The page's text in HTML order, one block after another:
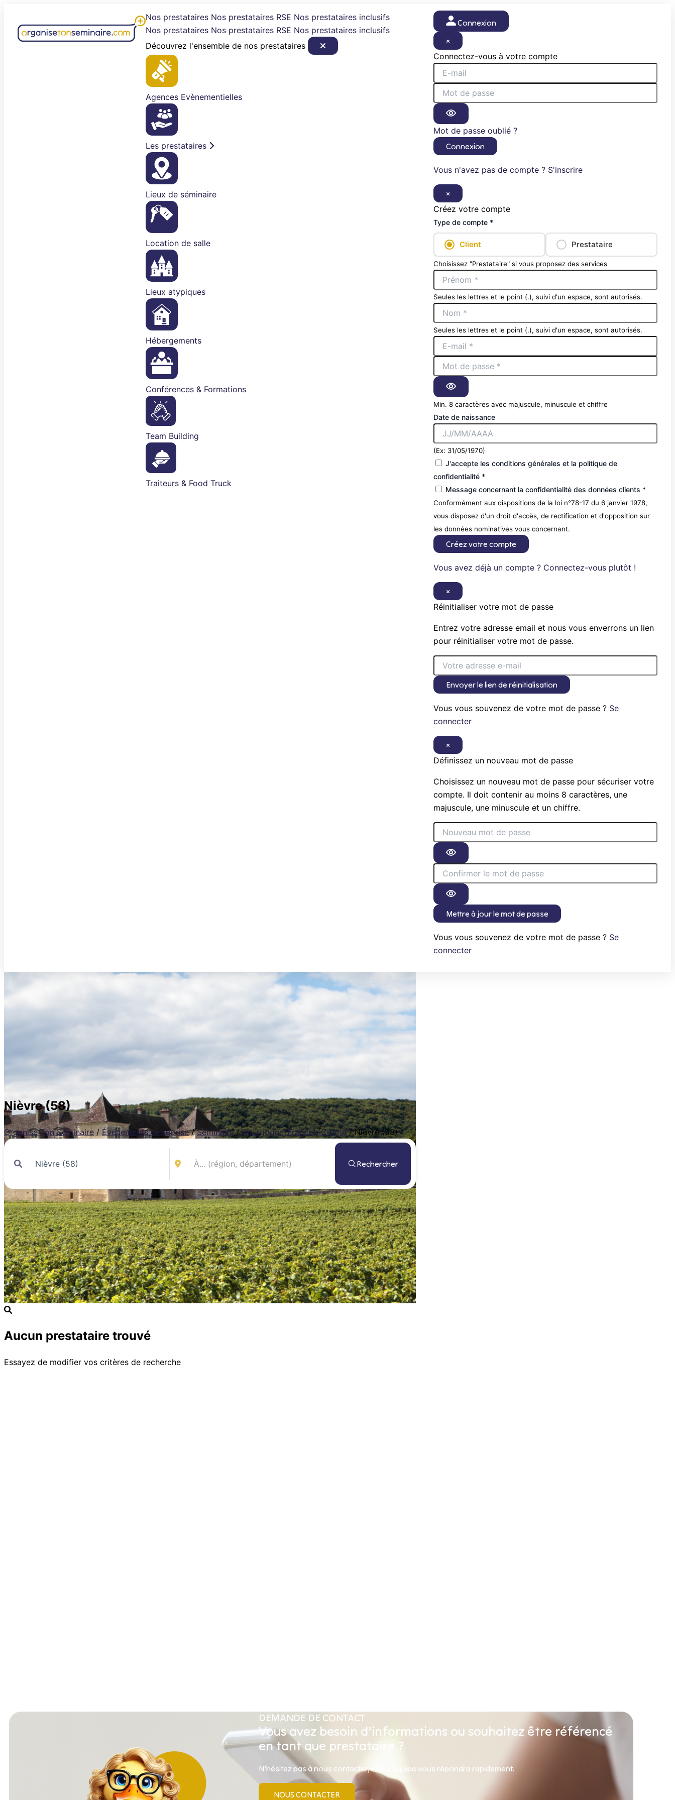
contenu
Nos prestataires Nos prestataires RSE Nos prestataires inclusifs
Nos prestataires Nos prestataires RSE Nos prestataires inclusifs
Découvrez l'ensemble de nos prestataires
Agences Evènementielles
Les prestataires
Lieux de séminaire
Location de salle
Lieux atypiques
Hébergements
Conférences & Formations
Team Building
Traiteurs & Food Truck
Connexion
×
Connectez-vous à votre compte
Mot de passe oublié ?
Connexion
Vous n'avez pas de compte ? S'inscrire
×
Créez votre compte
Type de compte *
Client Prestataire
Choisissez "Prestataire" si vous proposez des services
Seules les lettres et le point (.), suivi d'un espace, sont autorisés.
Seules les lettres et le point (.), suivi d'un espace, sont autorisés.
Min. 8 caractères avec majuscule, minuscule et chiffre
Date de naissance
(Ex: 31/05/1970)
J'accepte les conditions générales et la politique de
confidentialité *
Message concernant la confidentialité des données clients *
Conformément aux dispositions de la loi n°78-17 du 6 janvier 1978,
vous disposez d'un droit d'accès, de rectification et d'opposition sur
les données nominatives vous concernant.
Créez votre compte
Vous avez déjà un compte ? Connectez-vous plutôt !
×
Réinitialiser votre mot de passe
Entrez votre adresse email et nous vous enverrons un lien
pour réinitialiser votre mot de passe.
Envoyer le lien de réinitialisation
Vous vous souvenez de votre mot de passe ? Se
connecter
×
Définissez un nouveau mot de passe
Choisissez un nouveau mot de passe pour sécuriser votre
compte. Il doit contenir au moins 8 caractères, une
majuscule, une minuscule et un chiffre.
Mettre à jour le mot de passe
Vous vous souvenez de votre mot de passe ? Se
connecter
Nièvre (58)
Organise Ton Séminaire / Événements entreprise / Séminaire / Bourgogne-Franche-Comté / Nièvre (58)
Rechercher
Aucun prestataire trouvé
Essayez de modifier vos critères de recherche
DEMANDE DE CONTACT
Vous avez besoin d’informations ou souhaitez être référencé
en tant que prestataire ?
N’hésitez pas à nous contacter, notre équipe vous répondra rapidement.
NOUS CONTACTER